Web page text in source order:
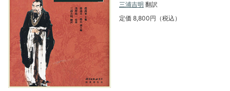
三浦吉明 翻訳
定価 8,800円（税込）